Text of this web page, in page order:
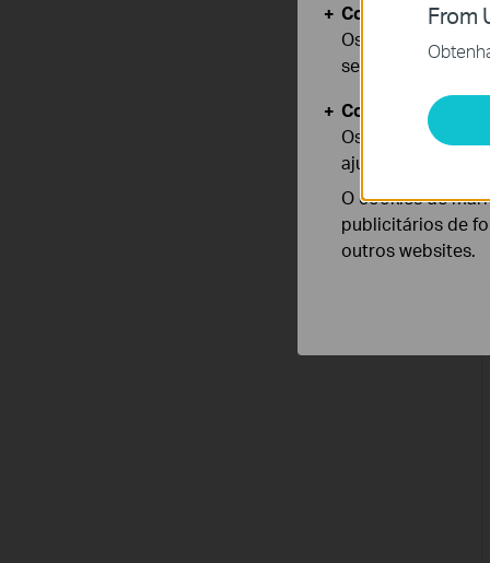
From
Cookies Básicos
Os cookies são
seus sistemas.
Cookies de
Os cookies de
ajustar a
O cookies de
publicitários de
outros websites.